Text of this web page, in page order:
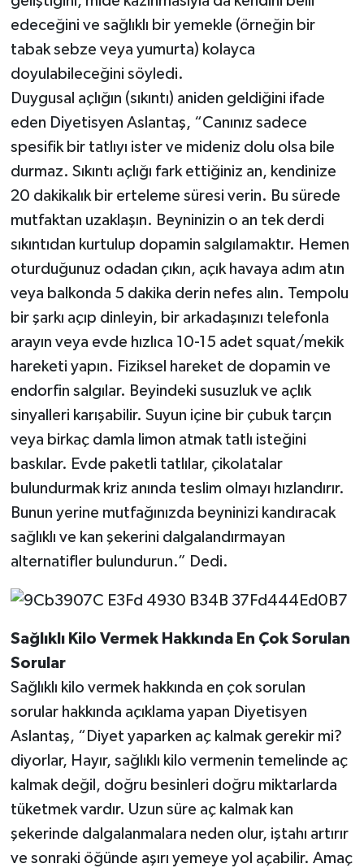
edeceğini ve sağlıklı bir yemekle (örneğin bir
tabak sebze veya yumurta) kolayca
doyulabileceğini söyledi.
Duygusal açlığın (sıkıntı) aniden geldiğini ifade
eden Diyetisyen Aslantaş, “Canınız sadece
spesifik bir tatlıyı ister ve mideniz dolu olsa bile
durmaz. Sıkıntı açlığı fark ettiğiniz an, kendinize
20 dakikalık bir erteleme süresi verin. Bu sürede
mutfaktan uzaklaşın. Beyninizin o an tek derdi
sıkıntıdan kurtulup dopamin salgılamaktır. Hemen
oturduğunuz odadan çıkın, açık havaya adım atın
veya balkonda 5 dakika derin nefes alın. Tempolu
bir şarkı açıp dinleyin, bir arkadaşınızı telefonla
arayın veya evde hızlıca 10-15 adet squat/mekik
hareketi yapın. Fiziksel hareket de dopamin ve
endorfin salgılar. Beyindeki susuzluk ve açlık
sinyalleri karışabilir. Suyun içine bir çubuk tarçın
veya birkaç damla limon atmak tatlı isteğini
baskılar. Evde paketli tatlılar, çikolatalar
bulundurmak kriz anında teslim olmayı hızlandırır.
Bunun yerine mutfağınızda beyninizi kandıracak
sağlıklı ve kan şekerini dalgalandırmayan
alternatifler bulundurun.” Dedi.
Sağlıklı Kilo Vermek Hakkında En Çok Sorulan
Sorular
Sağlıklı kilo vermek hakkında en çok sorulan
sorular hakkında açıklama yapan Diyetisyen
Aslantaş, “Diyet yaparken aç kalmak gerekir mi?
diyorlar, Hayır, sağlıklı kilo vermenin temelinde aç
kalmak değil, doğru besinleri doğru miktarlarda
tüketmek vardır. Uzun süre aç kalmak kan
şekerinde dalgalanmalara neden olur, iştahı artırır
ve sonraki öğünde aşırı yemeye yol açabilir. Amaç